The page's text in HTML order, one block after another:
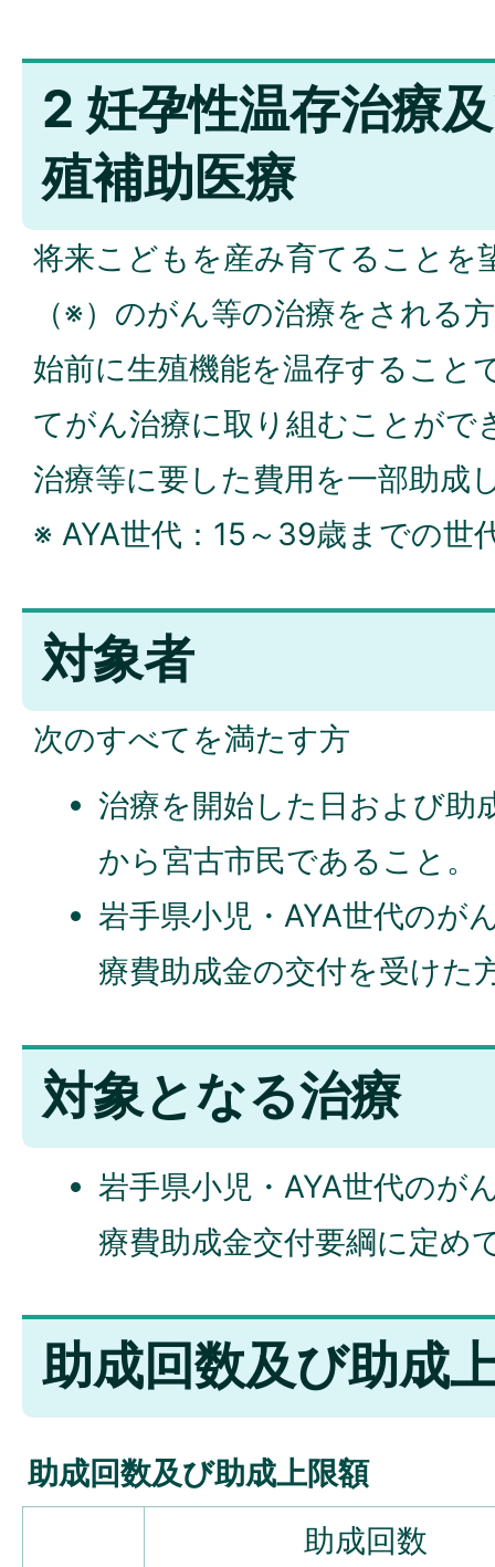
2 妊孕性温存治療
殖補助医療
将来こどもを産み育てることを
（※）のがん等の治療をされる
始前に生殖機能を温存すること
てがん治療に取り組むことがで
治療等に要した費用を一部助成
※ AYA世代：15～39歳までの世
対象者
次のすべてを満たす方
治療を開始した日および助
から宮古市民であること。
岩手県小児・AYA世代のが
療費助成金の交付を受けた
対象となる治療
岩手県小児・AYA世代のが
療費助成金交付要綱に定め
助成回数及び助成
助成回数及び助成上限額
助成回数